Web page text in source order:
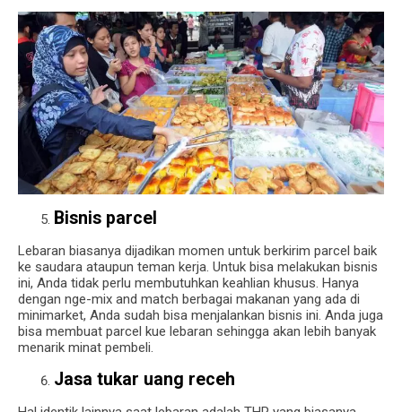
Bisnis parcel
Lebaran biasanya dijadikan momen untuk berkirim parcel baik
ke saudara ataupun teman kerja. Untuk bisa melakukan bisnis
ini, Anda tidak perlu membutuhkan keahlian khusus. Hanya
dengan nge-mix and match berbagai makanan yang ada di
minimarket, Anda sudah bisa menjalankan bisnis ini. Anda juga
bisa membuat parcel kue lebaran sehingga akan lebih banyak
menarik minat pembeli.
Jasa tukar uang receh